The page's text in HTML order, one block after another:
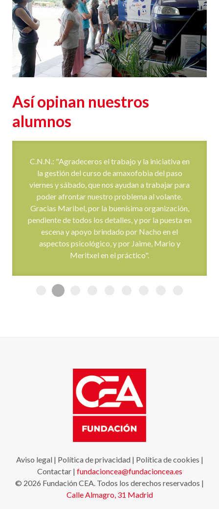
Así opinan nuestros
alumnos
C.N.N.: "Agradeceros el trabajo y la iniciativa en
la gestión del curso de amaxofobia del paso
viernes y sábado, que nos ayudan a trabajar para
poder afrontar nuestro problema al volante.
Gracias Maribel, por la buenísima organización,
pendiente de todos los detalles, y por la puesta en
escena y apoyo brindado por Nacho en el
aspectos psicológico, y por Jaime, Mario y
Meritxel en el práctico".
Aviso legal| Política de privacidad| Política de cookies |
Contactar| fundacioncea@fundacioncea.es
© 2026 Fundación CEA. Todos los derechos reservados |
Calle Almagro, 31 Madrid